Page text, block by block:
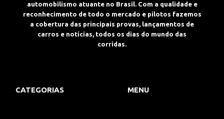
automobilismo atuante no Brasil. Com a qualidade e
reconhecimento de todo o mercado e pilotos fazemos
a cobertura das principais provas, lançamentos de
carros e notícias, todos os dias do mundo das
corridas.
CATEGORIAS MENU